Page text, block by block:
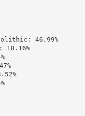
46.99%
18.16%